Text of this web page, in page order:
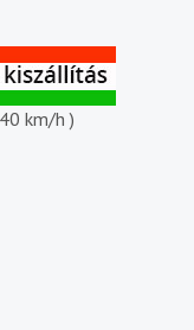
km/h )